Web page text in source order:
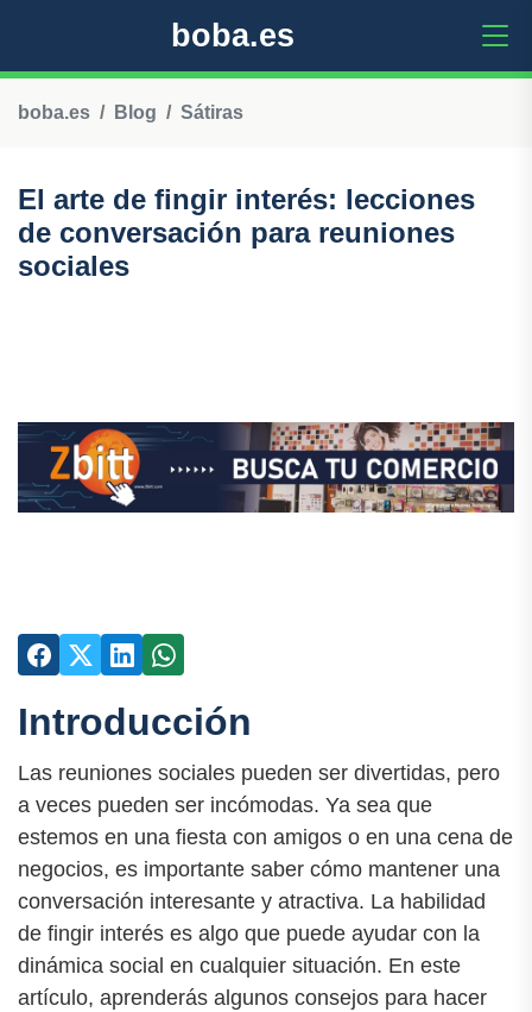
boba.es
boba.es Blog Sátiras
El arte de fingir interés: lecciones
de conversación para reuniones
sociales
Introducción
Las reuniones sociales pueden ser divertidas, pero
a veces pueden ser incómodas. Ya sea que
estemos en una fiesta con amigos o en una cena de
negocios, es importante saber cómo mantener una
conversación interesante y atractiva. La habilidad
de fingir interés es algo que puede ayudar con la
dinámica social en cualquier situación. En este
artículo, aprenderás algunos consejos para hacer